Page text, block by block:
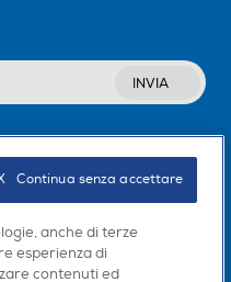
INVIA
anche di terze
esperienza di
contenuti ed
Continua senza accettare